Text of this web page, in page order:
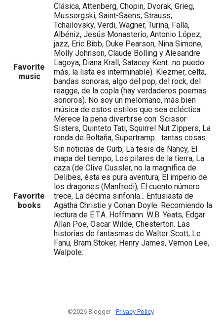
Favorite
music
Clásica, Attenberg, Chopin, Dvorak, Grieg,
Mussorgski, Saint-Saëns, Strauss,
Tchailovsky, Verdi, Wagner, Turina, Falla,
Albéniz, Jesús Monasterio, Antonio López,
jazz, Eric Bibb, Duke Pearson, Nina Simone,
Molly Johnson, Claude Bolling y Alesandre
Lagoya, Diana Krall, Satacey Kent...no puedo
más, la lista es interminable). Klezmer, celta,
bandas sonoras, algo del pop, del rock, del
reagge, de la copla (hay verdaderos poemas
sonoros). No soy un melómano, más bien
música de estos estilos que sea ecléctica.
Merece la pena divertirse con: Scissor
Sisters, Quinteto Tati, Squirrel Nut Zippers, La
ronda de Boltaña, Supertramp... tantas cosas.
Favorite
books
Sin noticias de Gurb, La tesis de Nancy, El
mapa del tiempo, Los pilares de la tierra, La
caza (de Clive Cussler, no la magnífica de
Delibes, ésta es pura aventura, El imperio de
los dragones (Manfredi), El cuento número
trece, La décima sinfonía... Entusiasta de
Agatha Christie y Conan Doyle. Recomiendo la
lectura de E.T.A. Hoffmann. W.B. Yeats, Edgar
Allan Poe, Oscar Wilde, Chesterton. Las
historias de fantasmas de Walter Scott, Le
Fanu, Bram Stoker, Henry James, Vernon Lee,
Walpole.
©2026 Blogger - Privacy Policy